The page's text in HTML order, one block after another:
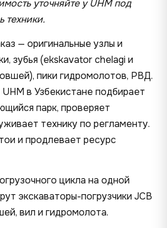
уточняйте у UHM под
техники.
— оригинальные узлы и
зубья (ekskavator chelagi и
пики гидромолотов, РВД.
в Узбекистане подбирает
парк, проверяет
технику по регламенту.
и продлевает ресурс
цикла на одной
экскаваторы-погрузчики JCB
вил и гидромолота.